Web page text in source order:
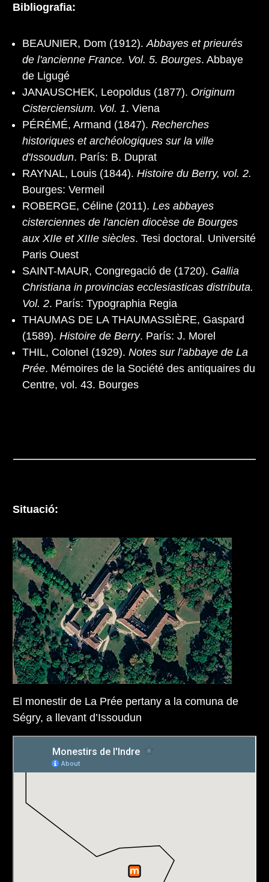
Bibliografia:
BEAUNIER, Dom (1912). Abbayes et prieurés
de l'ancienne France. Vol. 5. Bourges. Abbaye
de Ligugé
JANAUSCHEK, Leopoldus (1877). Originum
Cisterciensium. Vol. 1. Viena
PÉRÉMÉ, Armand (1847). Recherches
historiques et archéologiques sur la ville
d'Issoudun. París: B. Duprat
RAYNAL, Louis (1844). Histoire du Berry, vol. 2.
Bourges: Vermeil
ROBERGE, Céline (2011). Les abbayes
cisterciennes de l'ancien diocèse de Bourges
aux XIIe et XIIIe siècles. Tesi doctoral. Université
Paris Ouest
SAINT-MAUR, Congregació de (1720). Gallia
Christiana in provincias ecclesiasticas distributa.
Vol. 2. París: Typographia Regia
THAUMAS DE LA THAUMASSIÈRE, Gaspard
(1589). Histoire de Berry. París: J. Morel
THIL, Colonel (1929). Notes sur l’abbaye de La
Prée. Mémoires de la Société des antiquaires du
Centre, vol. 43. Bourges
Situació:
El monestir de La Prée pertany a la comuna de
Ségry, a llevant d’Issoudun